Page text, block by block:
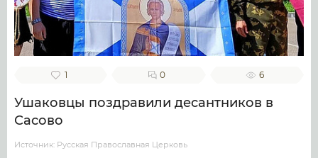
1 0 6
Ушаковцы поздравили десантников в
Сасово
Источник: Русская Православная Церковь